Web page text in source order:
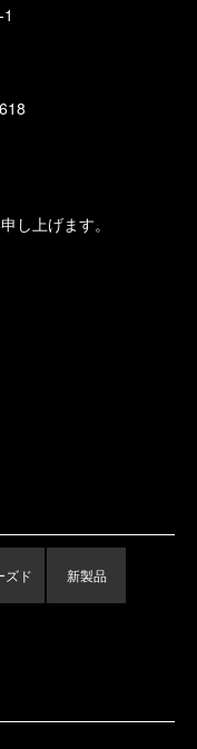
し上げます。
ズド 新製品